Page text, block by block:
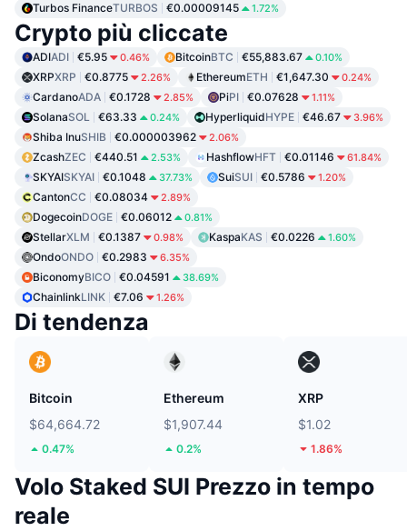
Turbos FinanceTURBOS €0.00009145 1.72%
Crypto più cliccate
ADIADI €5.95 0.46% BitcoinBTC €55,883.67 0.10%
XRPXRP €0.8775 2.26% EthereumETH €1,647.30 0.24%
CardanoADA €0.1728 2.85% PiPI €0.07628 1.11%
SolanaSOL €63.33 0.24% HyperliquidHYPE €46.67 3.96%
Shiba InuSHIB €0.000003962 2.06%
ZcashZEC €440.51 2.53% HashflowHFT €0.01146 61.84%
SKYAISKYAI €0.1048 37.73% SuiSUI €0.5786 1.20%
CantonCC €0.08034 2.89%
DogecoinDOGE €0.06012 0.81%
StellarXLM €0.1387 0.98% KaspaKAS €0.0226 1.60%
OndoONDO €0.2983 6.35%
BiconomyBICO €0.04591 38.69%
ChainlinkLINK €7.06 1.26%
Di tendenza
Bitcoin
$64,664.72
0.47%
Ethereum
$1,907.44
0.2%
XRP
$1.02
1.86%
Volo Staked SUI Prezzo in tempo
reale